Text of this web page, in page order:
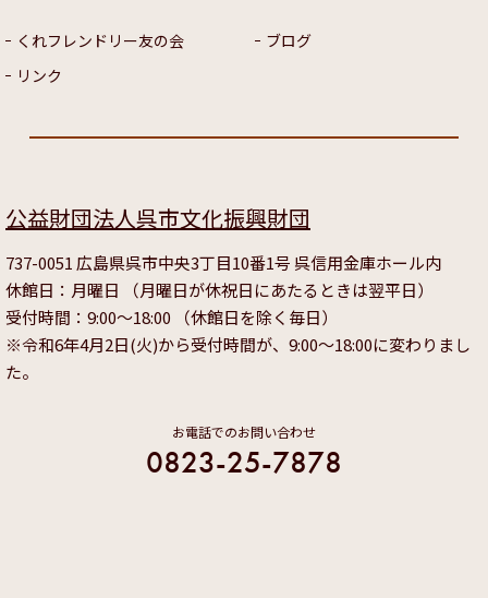
くれフレンドリー友の会
リンク
ブログ
公益財団法人呉市文化振興財団
737-0051 広島県呉市中央3丁目10番1号 呉信用金庫ホール内
休館日：月曜日 （月曜日が休祝日にあたるときは翌平日）
受付時間：9:00～18:00 （休館日を除く毎日）
※令和6年4月2日(火)から受付時間が、9:00～18:00に変わりまし
た。
お電話でのお問い合わせ
0823-25-7878